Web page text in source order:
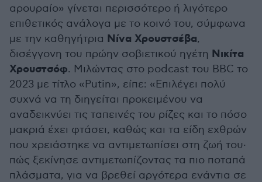
αρουραίο» γίνεται περισσότερο ή λιγότερο
επιθετικός ανάλογα με το κοινό του, σύμφωνα
με την καθηγήτρια Νίνα Χρουστσέβα,
δισέγγονη του πρώην σοβιετικού ηγέτη Νικίτα
Χρουστσόφ. Μιλώντας στο podcast του BBC το
2023 με τίτλο «Putin», είπε: «Επιλέγει πολύ
συχνά να τη διηγείται προκειμένου να
αναδεικνύει τις ταπεινές του ρίζες και το πόσο
μακριά έχει φτάσει, καθώς και τα είδη εχθρών
που χρειάστηκε να αντιμετωπίσει στη ζωή του·
πώς ξεκίνησε αντιμετωπίζοντας τα πιο ποταπά
πλάσματα, για να βρεθεί αργότερα ενάντια σε